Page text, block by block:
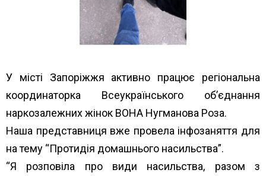
У місті Запоріжжя активно працює регіональна
координаторка Всеукраїнського об’єднання
наркозалежних жінок ВОНА Нугманова Роза.
Наша представниця вже провела інфозаняття для
на тему “Протидія домашнього насильства”.
“Я розповіла про види насильства, разом з